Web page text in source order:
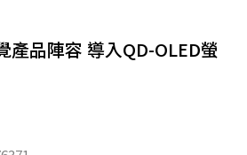
產品陣容 導入QD-OLED螢